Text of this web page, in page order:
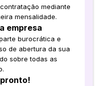
mediante
mensalidade.
empresa
burocrática e
de abertura da sua
sobre todas as